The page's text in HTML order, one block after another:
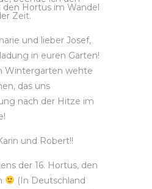
Hortus im Wandel
Zeit.
und lieber Josef,
in euren Garten!
Wintergarten wehte
das uns
nach der Hitze im
und Robert!!
der 16. Hortus, den
(In Deutschland